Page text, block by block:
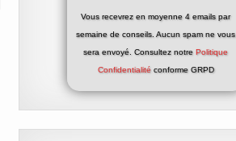
Vous recevrez en moyenne 4 emails par
semaine de conseils. Aucun spam ne vous
sera envoyé. Consultez notrePolitique
Confidentialitéconforme GRPD